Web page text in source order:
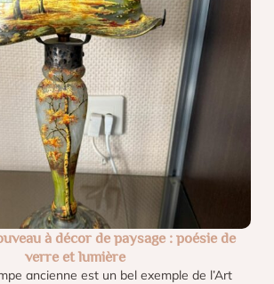
à décor de paysage : poésie de
verre et lumière
ancienne est un bel exemple de l’Art